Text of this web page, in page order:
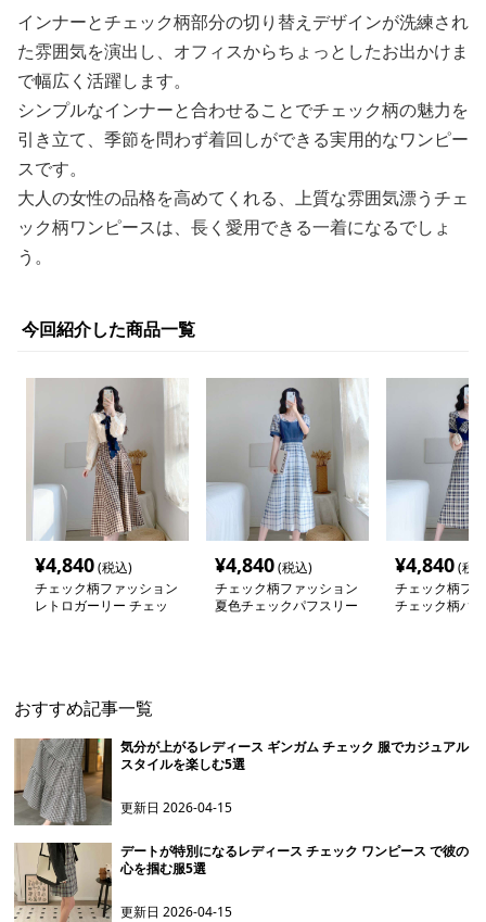
インナーとチェック柄部分の切り替えデザインが洗練され
た雰囲気を演出し、オフィスからちょっとしたお出かけま
で幅広く活躍します。
シンプルなインナーと合わせることでチェック柄の魅力を
引き立て、季節を問わず着回しができる実用的なワンピー
スです。
大人の女性の品格を高めてくれる、上質な雰囲気漂うチェ
ック柄ワンピースは、長く愛用できる一着になるでしょ
う。
今回紹介した商品一覧
¥4,840(税込)
チェック柄ファッション
レトロガーリー チェッ
¥4,840(税込)
チェック柄ファッション
夏色チェックパフスリー
¥4,840(税
チェック柄フ
チェック柄パ
おすすめ記事一覧
気分が上がるレディース ギンガム チェック 服でカジュアル
スタイルを楽しむ5選
更新日2026-04-15
デートが特別になるレディース チェック ワンピース で彼の
心を掴む服5選
更新日2026-04-15